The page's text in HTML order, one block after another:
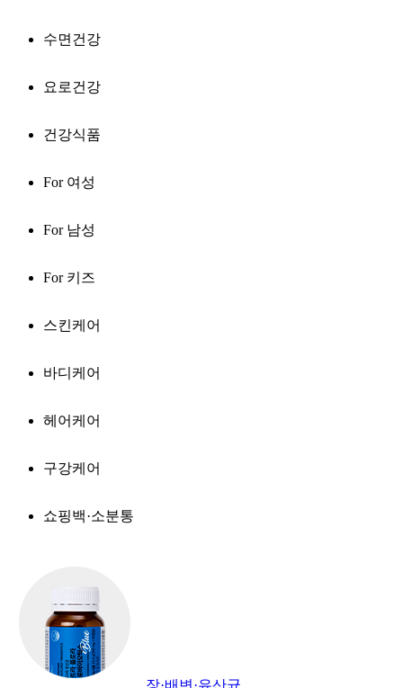
수면건강
요로건강
건강식품
For 여성
For 남성
For 키즈
스킨케어
바디케어
헤어케어
구강케어
쇼핑백·소분통
장·배변·유산균